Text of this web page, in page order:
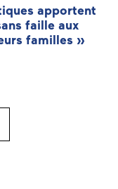
apportent
faille aux
familles »